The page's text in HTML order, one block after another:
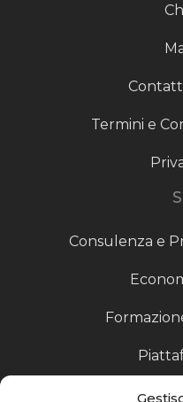
Termini e
Consulenza e